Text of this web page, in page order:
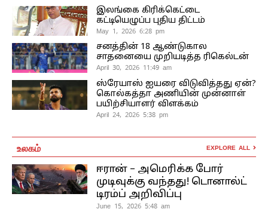
இலங்கை கிரிக்கெட்டை
கட்டியெழுப்ப புதிய திட்டம்
May 1, 2026 6:28 pm
சனத்தின் 18 ஆண்டுகால
சாதனையை முறியடித்த ரிகெல்டன்
April 30, 2026 11:49 am
ஸ்ரேயாஸ் ஐயரை விடுவித்தது ஏன்?
கொல்கத்தா அணியின் முன்னாள்
பயிற்சியாளர் விளக்கம்
April 24, 2026 5:38 pm
உலகம் EXPLORE ALL
ஈரான் – அமெரிக்க போர்
முடிவுக்கு வந்தது! டொனால்ட்
டிரம்ப் அறிவிப்பு
June 15, 2026 5:48 am